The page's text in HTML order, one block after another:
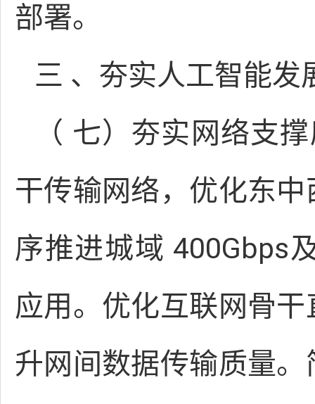
部署。
三 、夯实人工智能发
（ 七）夯实网络支
干传输网络，优化东
序推进城域 400Gbps
应用。优化互联网骨
升网间数据传输质量